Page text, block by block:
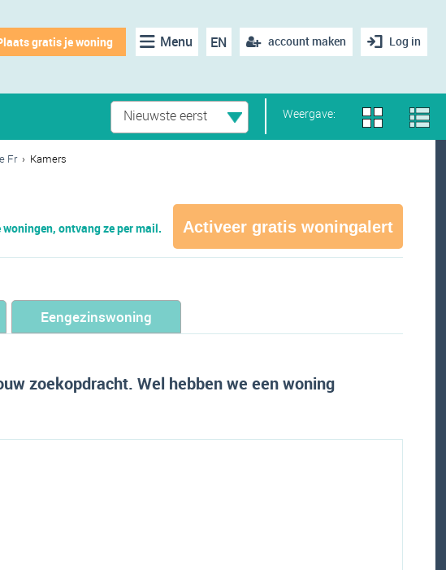
Log in
account maken
EN
Menu
gratis je woning
Weergave:
Nieuwste eerst
Fr › Kamers
woningen, ontvang ze per mail. Activeer gratis woningalert
Eengezinswoning
zoekopdracht. Wel hebben we een woning